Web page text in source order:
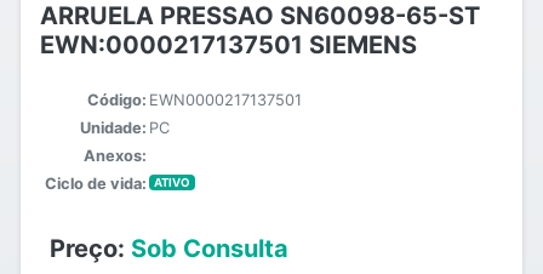
ARRUELA PRESSAO SN60098-65-ST
EWN:0000217137501 SIEMENS
Código: EWN0000217137501
Unidade: PC
Anexos:
Ciclo de vida:
ATIVO
Preço: Sob Consulta